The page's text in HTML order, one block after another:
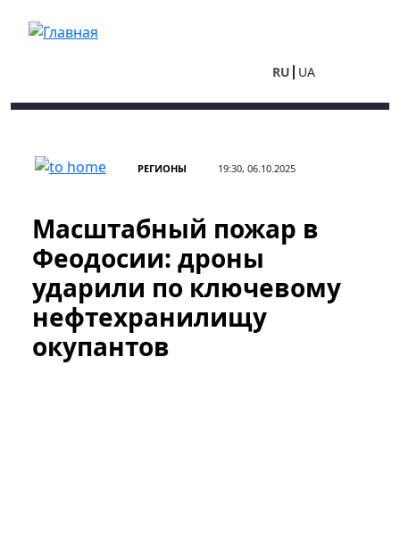
RU UA
РЕГИОНЫ 19:30, 06.10.2025
Масштабный пожар в
Феодосии: дроны
ударили по ключевому
нефтехранилищу
окупантов